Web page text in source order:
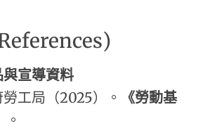
宣導資料
工局（2025）。
《勞動基
。